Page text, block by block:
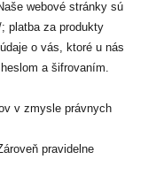
webové stránky sú
platba za produkty
o vás, ktoré u nás
a šifrovaním.
v zmysle právnych
pravidelne